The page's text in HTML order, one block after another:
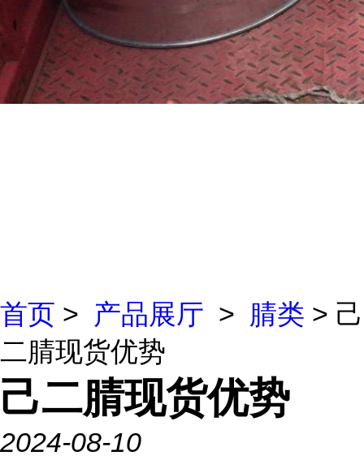
首页 > 产品展厅 > 腈类 > 己
二腈现货优势
己二腈现货优势
2024-08-10